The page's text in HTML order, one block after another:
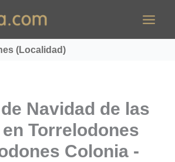
(Localidad)
Navidad de las
Torrelodones
Colonia -